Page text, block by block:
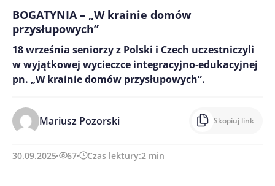
BOGATYNIA – „W krainie domów
przysłupowych”
18 września seniorzy z Polski i Czech uczestniczyli
w wyjątkowej wycieczce integracyjno-edukacyjnej
pn. „W krainie domów przysłupowych”.
Mariusz Pozorski Skopiuj link
30.09.2025 67 Czas lektury:2 min